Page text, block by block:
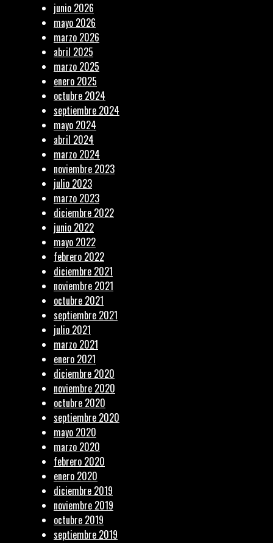
junio 2026
mayo 2026
marzo 2026
abril 2025
marzo 2025
enero 2025
octubre 2024
septiembre 2024
mayo 2024
abril 2024
marzo 2024
noviembre 2023
julio 2023
marzo 2023
diciembre 2022
junio 2022
mayo 2022
febrero 2022
diciembre 2021
noviembre 2021
octubre 2021
septiembre 2021
julio 2021
marzo 2021
enero 2021
diciembre 2020
noviembre 2020
octubre 2020
septiembre 2020
mayo 2020
marzo 2020
febrero 2020
enero 2020
diciembre 2019
noviembre 2019
octubre 2019
septiembre 2019